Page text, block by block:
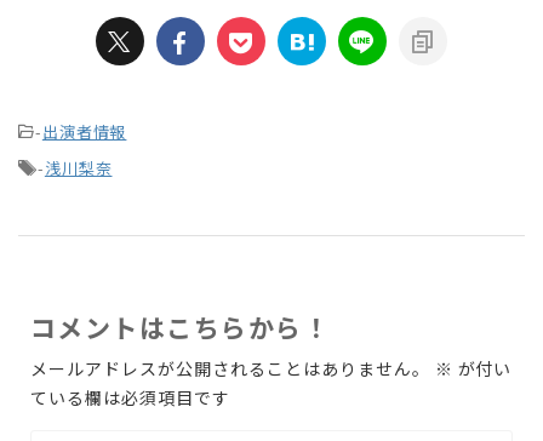
-出演者情報
-浅川梨奈
コメントはこちらから！
メールアドレスが公開されることはありません。 ※ が付い
ている欄は必須項目です